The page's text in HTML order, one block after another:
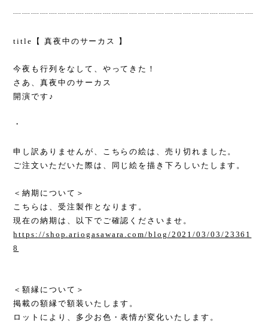
┈┈┈┈┈┈┈┈┈┈┈┈┈┈┈┈┈┈┈┈┈┈┈┈┈┈┈
title【 真夜中のサーカス 】
今夜も行列をなして、やってきた！ㅤㅤ
さあ、真夜中のサーカス
開演です♪
・
申し訳ありませんが、こちらの絵は、売り切れました。
ご注文いただいた際は、同じ絵を描き下ろしいたします。
＜納期について＞
こちらは、受注製作となります。
現在の納期は、以下でご確認くださいませ。
https://shop.ariogasawara.com/blog/2021/03/03/23361
8
＜額縁について＞
掲載の額縁で額装いたします。
ロットにより、多少お色・表情が変化いたします。